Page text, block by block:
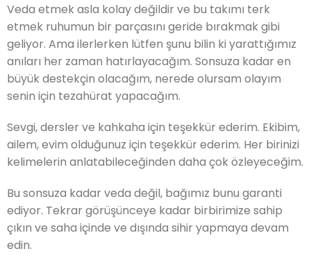
Veda etmek asla kolay değildir ve bu takımı terk
etmek ruhumun bir parçasını geride bırakmak gibi
geliyor. Ama ilerlerken lütfen şunu bilin ki yarattığımız
anıları her zaman hatırlayacağım. Sonsuza kadar en
büyük destekçin olacağım, nerede olursam olayım
senin için tezahürat yapacağım.
Sevgi, dersler ve kahkaha için teşekkür ederim. Ekibim,
ailem, evim olduğunuz için teşekkür ederim. Her birinizi
kelimelerin anlatabileceğinden daha çok özleyeceğim.
Bu sonsuza kadar veda değil, bağımız bunu garanti
ediyor. Tekrar görüşünceye kadar birbirimize sahip
çıkın ve saha içinde ve dışında sihir yapmaya devam
edin.